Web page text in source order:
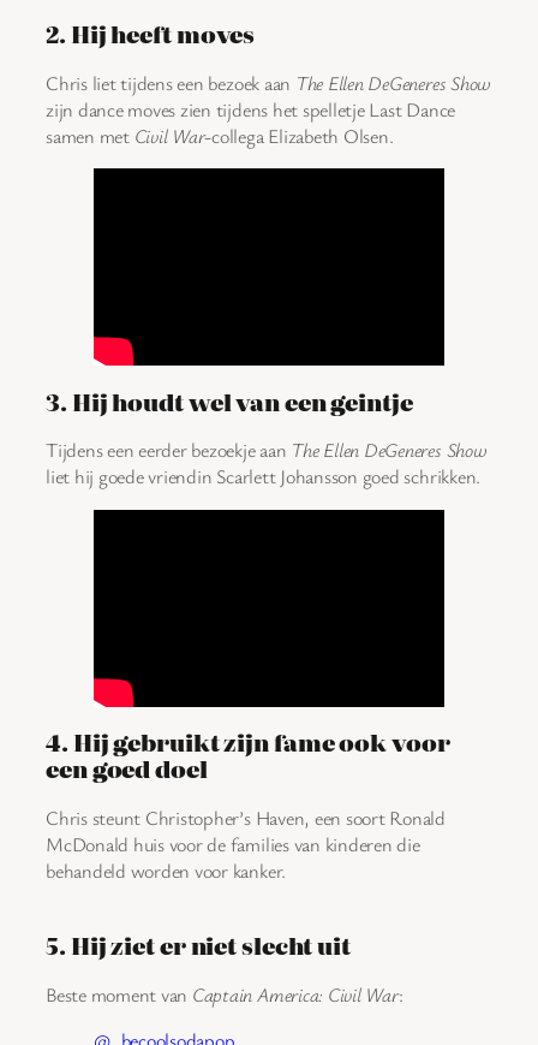
2. Hij heeft moves
Chris liet tijdens een bezoek aan The Ellen DeGeneres Show
zijn dance moves zien tijdens het spelletje Last Dance
samen met Civil War-collega Elizabeth Olsen.
3. Hij houdt wel van een geintje
Tijdens een eerder bezoekje aan The Ellen DeGeneres Show
liet hij goede vriendin Scarlett Johansson goed schrikken.
4. Hij gebruikt zijn fame ook voor
een goed doel
Chris steunt Christopher’s Haven, een soort Ronald
McDonald huis voor de families van kinderen die
behandeld worden voor kanker.
5. Hij ziet er niet slecht uit
Beste moment van Captain America: Civil War: